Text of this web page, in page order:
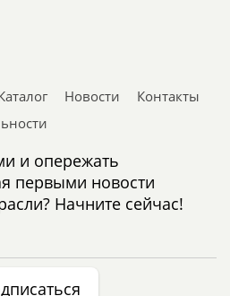
Новости
Контакты
и опережать
первыми новости
Начните сейчас!